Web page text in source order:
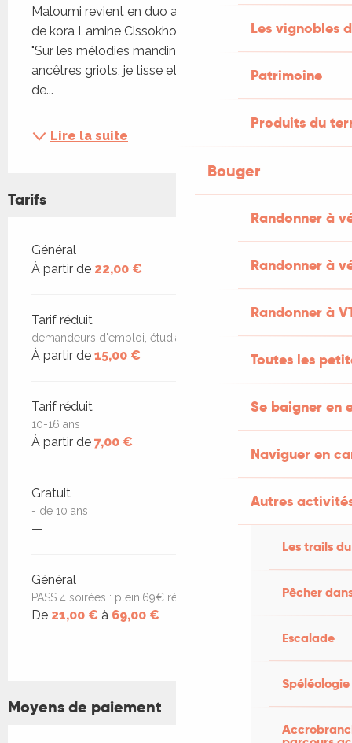
Les vignobles
Patrimoine
Produits du
Bouger
Randonner à
Randonner à
Randonner à
Toutes les
Se baigner en
Naviguer en
Autres
Les trails
Pêcher
Escalade
Spéléologie
Maloumi revient en duo avec le magnifique joueur
de kora Lamine Cissokho qui se présente ainsi :
"Sur les mélodies mandingues héritées de mes
ancêtres griots, je tisse et métisse tons et accords
de...
Lire la suite
Tarifs
Tarifs 2026
Général
À partir de 22,00 €
Tarif réduit
demandeurs d'emploi, étudiants, jeune 17-18 ans
À partir de 15,00 €
Tarif réduit
10-16 ans
À partir de 7,00 €
Gratuit
- de 10 ans
—
Général
PASS 4 soirées : plein:69€ réduit:47€ jeune:21€
De 21,00 € à 69,00 €
Moyens de paiement